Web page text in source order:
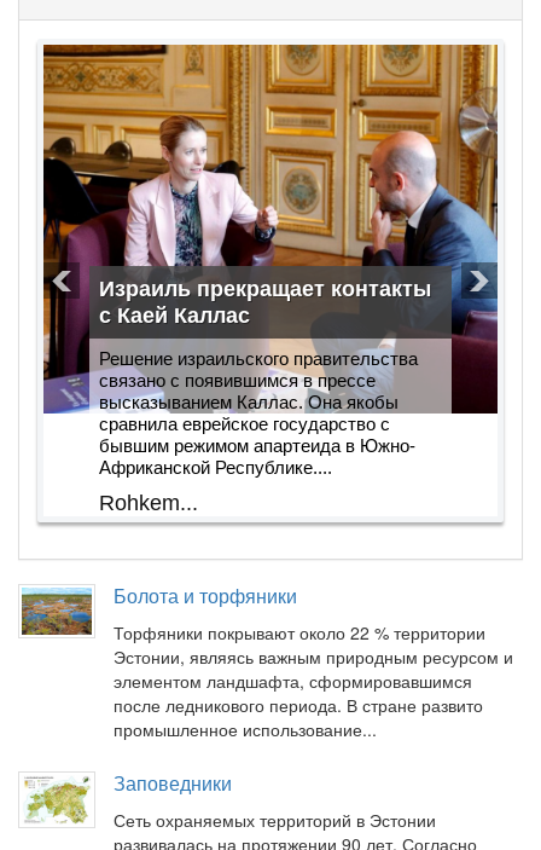
Израиль прекращает контакты
с Каей Каллас
Решение израильского правительства
связано с появившимся в прессе
высказыванием Каллас. Она якобы
сравнила еврейское государство с
бывшим режимом апартеида в Южно-
Африканской Республике....
Rohkem...
Болота и торфяники
Торфяники покрывают около 22 % территории
Эстонии, являясь важным природным ресурсом и
элементом ландшафта, сформировавшимся
после ледникового периода. В стране развито
промышленное использование...
Заповедники
Сеть охраняемых территорий в Эстонии
развивалась на протяжении 90 лет. Согласно